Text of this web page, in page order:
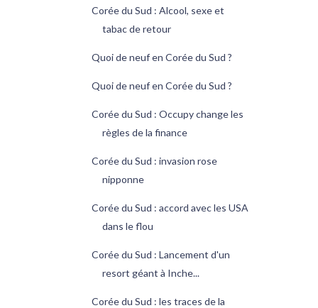
Corée du Sud : Alcool, sexe et
tabac de retour
Quoi de neuf en Corée du Sud ?
Quoi de neuf en Corée du Sud ?
Corée du Sud : Occupy change les
règles de la finance
Corée du Sud : invasion rose
nipponne
Corée du Sud : accord avec les USA
dans le flou
Corée du Sud : Lancement d'un
resort géant à Inche...
Corée du Sud : les traces de la